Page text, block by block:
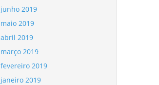
junho 2019
maio 2019
abril 2019
março 2019
fevereiro 2019
janeiro 2019